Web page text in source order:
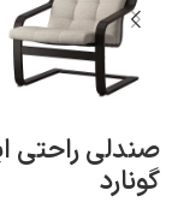
گونارد